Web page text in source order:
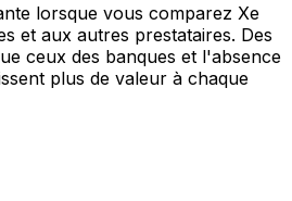
lorsque vous comparez Xe
et aux autres prestataires. Des
ceux des banques et l'absence
plus de valeur à chaque